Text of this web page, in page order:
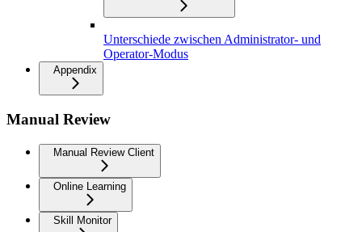
Unterschiede zwischen Administrator- und
Operator-Modus
Appendix
Manual Review
Manual Review Client
Online Learning
Skill Monitor